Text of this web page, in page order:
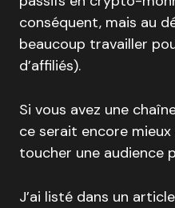
conséquent, mais au
beaucoup travailler
d’affiliés).
Si vous avez une
ce serait encore
toucher une audience
J’ai listé dans un